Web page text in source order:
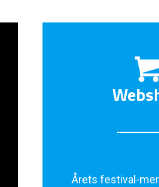
Årets festival-